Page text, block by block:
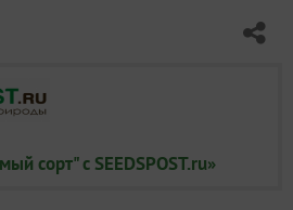
сорт" с SEEDSPOST.ru»